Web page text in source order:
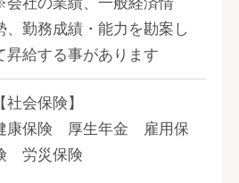
、勤務成績・能力を勘案し
昇給する事があります
【社会保険】
康保険 厚生年金 雇用保
労災保険